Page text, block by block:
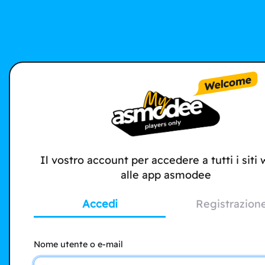
Il vostro account per accedere a tutti i siti
alle app asmodee
Accedi
Nome utente o e-mail